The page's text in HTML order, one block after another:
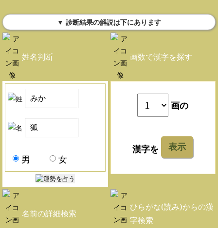
▼ 診断結果の解説は下にあります
姓名判断
男 女
画数で漢字を探す
画の
漢字を 表示
名前の詳細検索
ひらがな(読み)からの漢
字検索